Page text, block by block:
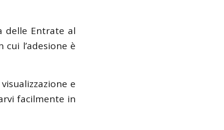
delle Entrate al
l’adesione è
e
facilmente in